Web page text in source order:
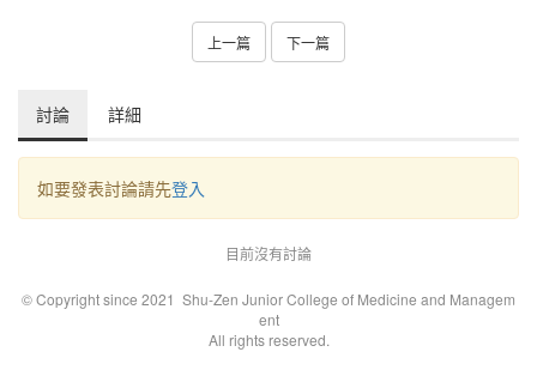
上一篇 下一篇
討論 詳細
如要發表討論請先登入
目前沒有討論
© Copyright since 2021 Shu-Zen Junior College of Medicine and Managem
ent
All rights reserved.